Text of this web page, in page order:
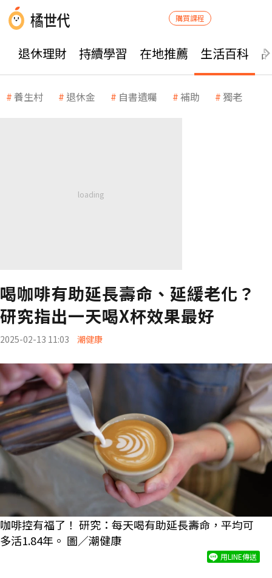
購買課程
退休理財 持續學習 在地推薦 生活百科
養生村 退休金 自書遺囑 補助 獨老
喝咖啡有助延長壽命、延緩老化？
研究指出一天喝X杯效果最好
2025-02-13 11:03 潮健康
咖啡控有福了！ 研究：每天喝有助延長壽命，平均可
多活1.84年。 圖／潮健康
用LINE傳送